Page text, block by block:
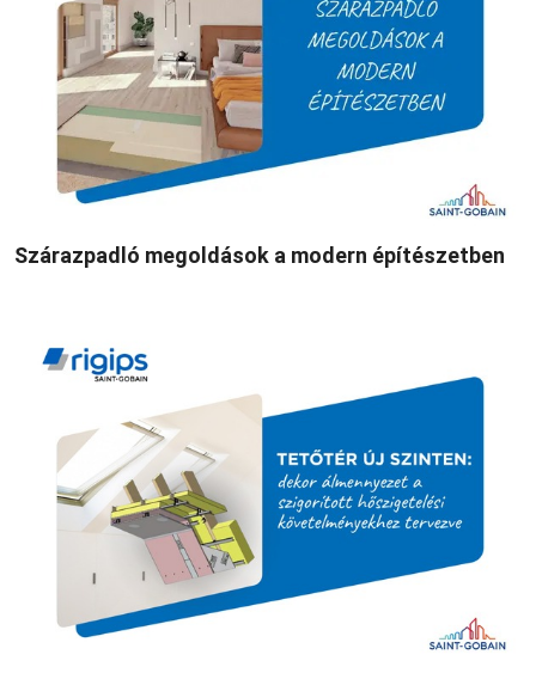
Szárazpadló megoldások a modern építészetben